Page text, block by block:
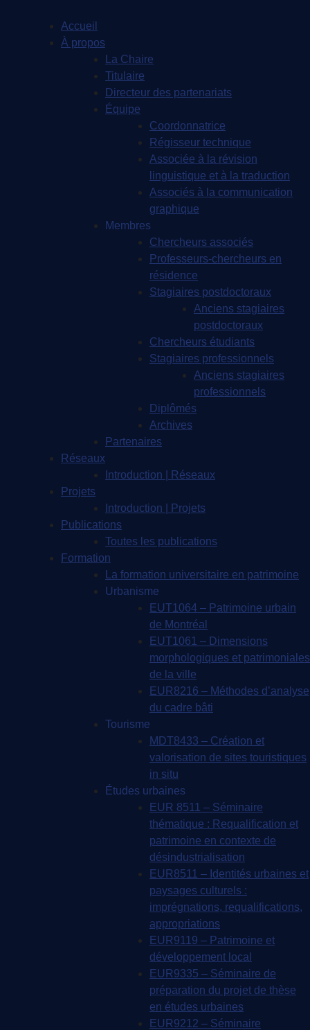
Accueil
À propos
La Chaire
Titulaire
Directeur des partenariats
Équipe
Coordonnatrice
Régisseur technique
Associée à la révision
linguistique et à la traduction
Associés à la communication
graphique
Membres
Chercheurs associés
Professeurs-chercheurs en
résidence
Stagiaires postdoctoraux
Anciens stagiaires
postdoctoraux
Chercheurs étudiants
Stagiaires professionnels
Anciens stagiaires
professionnels
Diplômés
Archives
Partenaires
Réseaux
Introduction | Réseaux
Projets
Introduction | Projets
Publications
Toutes les publications
Formation
La formation universitaire en patrimoine
Urbanisme
EUT1064 – Patrimoine urbain
de Montréal
EUT1061 – Dimensions
morphologiques et patrimoniales
de la ville
EUR8216 – Méthodes d’analyse
du cadre bâti
Tourisme
MDT8433 – Création et
valorisation de sites touristiques
in situ
Études urbaines
EUR 8511 – Séminaire
thématique : Requalification et
patrimoine en contexte de
désindustrialisation
EUR8511 – Identités urbaines et
paysages culturels :
imprégnations, requalifications,
appropriations
EUR9119 – Patrimoine et
développement local
EUR9335 – Séminaire de
préparation du projet de thèse
en études urbaines
EUR9212 – Séminaire